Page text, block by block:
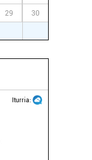
29 30
Iturria: